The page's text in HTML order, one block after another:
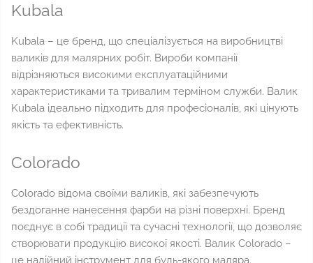
Kubala
Kubala – це бренд, що спеціалізується на виробництві
валиків для малярних робіт. Вироби компанії
відрізняються високими експлуатаційними
характеристиками та тривалим терміном служби. Валик
Kubala ідеально підходить для професіоналів, які цінують
якість та ефективність.
Colorado
Colorado відома своїми валиків, які забезпечують
бездоганне нанесення фарби на різні поверхні. Бренд
поєднує в собі традиції та сучасні технології, що дозволяє
створювати продукцію високої якості. Валик Colorado –
це надійний інструмент для будь-якого маляра.